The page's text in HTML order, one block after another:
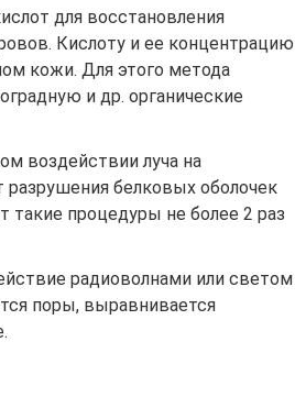
для восстановления
Кислоту и ее концентрацию
кожи. Для этого метода
и др. органические
воздействии луча на
белковых оболочек
такие процедуры не более 2 раз
радиоволнами или светом
поры, выравнивается